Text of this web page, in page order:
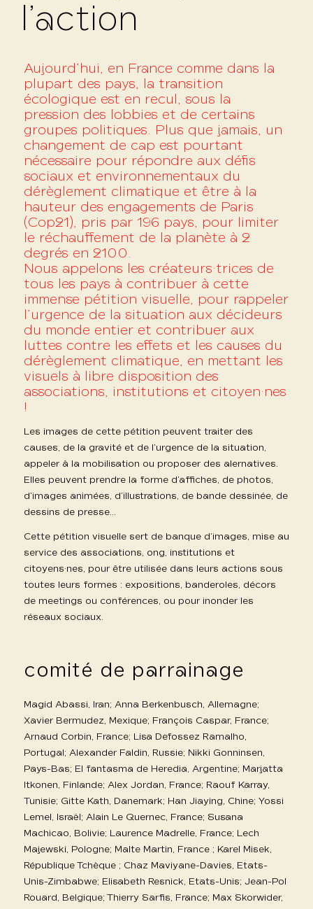
l’action
Aujourd’hui, en France comme dans la
plupart des pays, la transition
écologique est en recul, sous la
pression des lobbies et de certains
groupes politiques. Plus que jamais, un
changement de cap est pourtant
nécessaire pour répondre aux défis
sociaux et environnementaux du
dérèglement climatique et être à la
hauteur des engagements de Paris
(Cop21), pris par 196 pays, pour limiter
le réchauffement de la planète à 2
degrés en 2100.
Nous appelons les créateurs·trices de
tous les pays à contribuer à cette
immense pétition visuelle, pour rappeler
l’urgence de la situation aux décideurs
du monde entier et contribuer aux
luttes contre les effets et les causes du
dérèglement climatique, en mettant les
visuels à libre disposition des
associations, institutions et citoyen·nes
!
Les images de cette pétition peuvent traiter des
causes, de la gravité et de l’urgence de la situation,
appeler à la mobilisation ou proposer des alernatives.
Elles peuvent prendre la forme d’affiches, de photos,
d’images animées, d’illustrations, de bande dessinée, de
dessins de presse…
Cette pétition visuelle sert de banque d’images, mise au
service des associations, ong, institutions et
citoyens·nes, pour être utilisée dans leurs actions sous
toutes leurs formes : expositions, banderoles, décors
de meetings ou conférences, ou pour inonder les
réseaux sociaux.
comité de parrainage
Magid Abassi, Iran; Anna Berkenbusch, Allemagne;
Xavier Bermudez, Mexique; François Caspar, France;
Arnaud Corbin, France; Lisa Defossez Ramalho,
Portugal; Alexander Faldin, Russie; Nikki Gonninsen,
Pays-Bas; El fantasma de Heredia, Argentine; Marjatta
Itkonen, Finlande; Alex Jordan, France; Raouf Karray,
Tunisie; Gitte Kath, Danemark; Han Jiaying, Chine; Yossi
Lemel, Israël; Alain Le Quernec, France; Susana
Machicao, Bolivie; Laurence Madrelle, France; Lech
Majewski, Pologne; Malte Martin, France ; Karel Misek,
République Tchèque ; Chaz Maviyane-Davies, Etats-
Unis-Zimbabwe; Elisabeth Resnick, Etats-Unis; Jean-Pol
Rouard, Belgique; Thierry Sarfis, France; Max Skorwider,